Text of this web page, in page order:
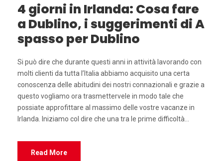
4 giorni in Irlanda: Cosa fare
a Dublino, i suggerimenti di A
spasso per Dublino
Si può dire che durante questi anni in attività lavorando con
molti clienti da tutta l’Italia abbiamo acquisito una certa
conoscenza delle abitudini dei nostri connazionali e grazie a
questo vogliamo ora trasmettervele in modo tale che
possiate approfittare al massimo delle vostre vacanze in
Irlanda. Iniziamo col dire che una tra le prime difficoltà...
Read More